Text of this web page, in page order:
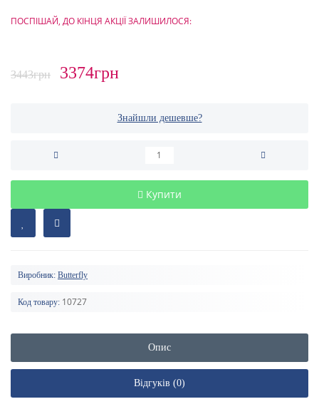
ПОСПІШАЙ, ДО КІНЦЯ АКЦІЇ ЗАЛИШИЛОСЯ:
3443грн 3374грн
Знайшли дешевше?
Купити
Виробник: Butterfly
Код товару: 10727
Опис
Відгуків (0)